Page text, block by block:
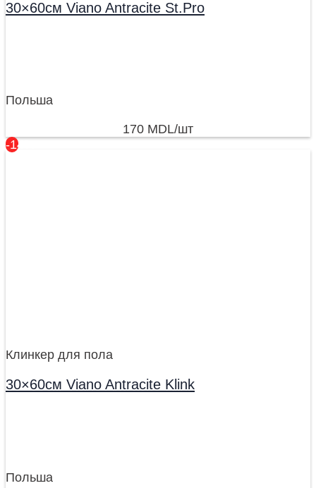
30×60см Viano Antracite St.Pro
Польша
170 MDL/шт
-14%
Клинкер для пола
30×60см Viano Antracite Klink
Польша